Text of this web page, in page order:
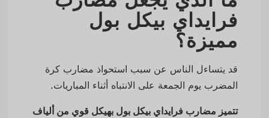
فرايداي بيكل بول
مميزة؟
قد يتساءل الناس عن سبب استحواذ مضارب كرة
المضرب يوم الجمعة على الانتباه أثناء المباريات.
تتميز مضارب فرايداي بيكل بول بهيكل قوي من ألياف